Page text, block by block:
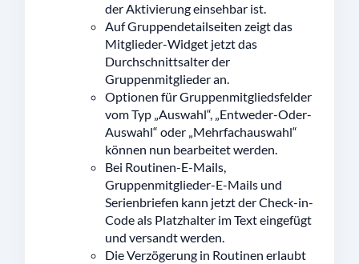
der Aktivierung einsehbar ist.
Auf Gruppendetailseiten zeigt das
Mitglieder-Widget jetzt das
Durchschnittsalter der
Gruppenmitglieder an.
Optionen für Gruppenmitgliedsfelder
vom Typ „Auswahl“, „Entweder-Oder-
Auswahl“ oder „Mehrfachauswahl“
können nun bearbeitet werden.
Bei Routinen-E-Mails,
Gruppenmitglieder-E-Mails und
Serienbriefen kann jetzt der Check-in-
Code als Platzhalter im Text eingefügt
und versandt werden.
Die Verzögerung in Routinen erlaubt